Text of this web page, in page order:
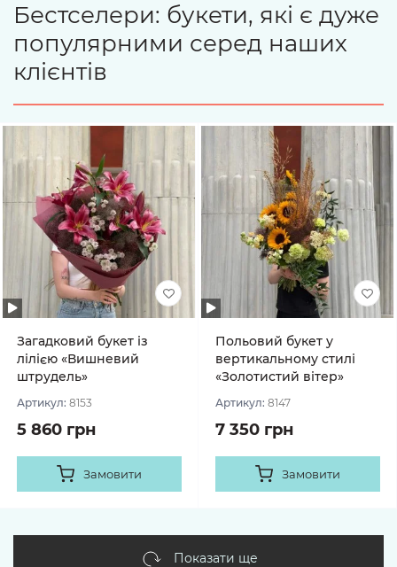
Бестселери: букети, які є дуже
популярними серед наших
клієнтів
Загадковий букет із
лілією «Вишневий
штрудель»
Артикул: 8153
5 860 грн
Замовити
Польовий букет у
вертикальному стилі
«Золотистий вітер»
Артикул: 8147
7 350 грн
Замовити
Показати ще